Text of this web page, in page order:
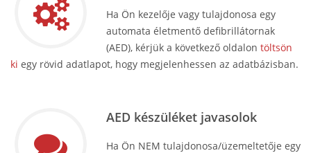
Ha Ön kezelője vagy tulajdonosa egy
automata életmentő defibrillátornak
(AED), kérjük a következő oldalon töltsön
ki egy rövid adatlapot, hogy megjelenhessen az adatbázisban.
AED készüléket javasolok
Ha Ön NEM tulajdonosa/üzemeltetője egy